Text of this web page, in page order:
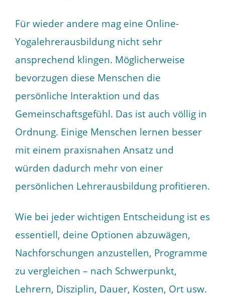
Für wieder andere mag eine Online-
Yogalehrerausbildung nicht sehr
ansprechend klingen. Möglicherweise
bevorzugen diese Menschen die
persönliche Interaktion und das
Gemeinschaftsgefühl. Das ist auch völlig in
Ordnung. Einige Menschen lernen besser
mit einem praxisnahen Ansatz und
würden dadurch mehr von einer
persönlichen Lehrerausbildung profitieren.
Wie bei jeder wichtigen Entscheidung ist es
essentiell, deine Optionen abzuwägen,
Nachforschungen anzustellen, Programme
zu vergleichen – nach Schwerpunkt,
Lehrern, Disziplin, Dauer, Kosten, Ort usw.